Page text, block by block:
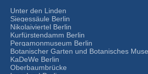
Unter den Linden
Siegessäule Berlin
Nikolaiviertel Berlin
Kurfürstendamm Berlin
Pergamonmuseum Berlin
Botanischer Garten und Botanisches
KaDeWe Berlin
Oberbaumbrücke